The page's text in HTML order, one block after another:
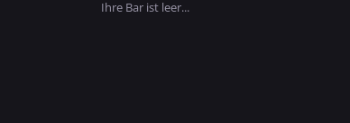
Ihre Bar ist leer...